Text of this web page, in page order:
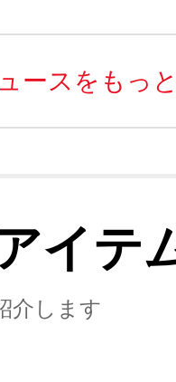
ースをもっ
イテ
介します